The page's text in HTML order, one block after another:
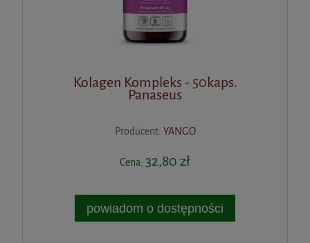
Kolagen Kompleks - 50kaps.
Panaseus
Producent: YANGO
Cena: 32,80 zł
powiadom o dostępności